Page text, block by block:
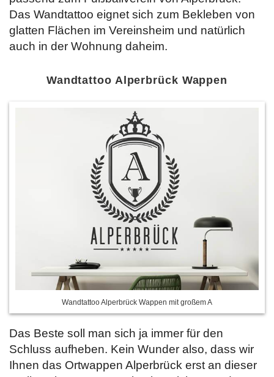
Das Wandtattoo eignet sich zum Bekleben von
glatten Flächen im Vereinsheim und natürlich
auch in der Wohnung daheim.
Wandtattoo Alperbrück Wappen
Wandtattoo Alperbrück Wappen mit großem A
Das Beste soll man sich ja immer für den
Schluss aufheben. Kein Wunder also, dass wir
Ihnen das Ortwappen Alperbrück erst an dieser